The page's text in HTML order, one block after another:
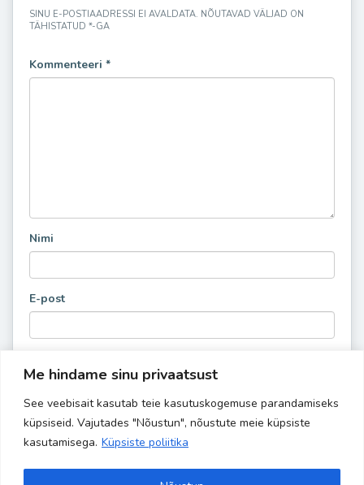
Me hindame sinu privaatsust
See veebisait kasutab teie kasutuskogemuse parandamiseks
küpsiseid. Vajutades "Nõustun", nõustute meie küpsiste
kasutamisega. Küpsiste poliitika
SINU E-POSTIAADRESSI EI AVALDATA. NÕUTAVAD VÄLJAD ON
TÄHISTATUD *-GA
Kommenteeri *
Nimi
E-post